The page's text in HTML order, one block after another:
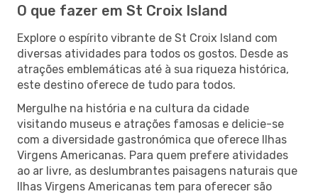
O que fazer em St Croix Island
Explore o espírito vibrante de St Croix Island com
diversas atividades para todos os gostos. Desde as
atrações emblemáticas até à sua riqueza histórica,
este destino oferece de tudo para todos.
Mergulhe na história e na cultura da cidade
visitando museus e atrações famosas e delicie-se
com a diversidade gastronómica que oferece Ilhas
Virgens Americanas. Para quem prefere atividades
ao ar livre, as deslumbrantes paisagens naturais que
Ilhas Virgens Americanas tem para oferecer são